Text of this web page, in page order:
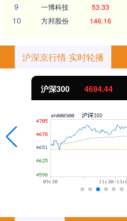
9 一博科技 53.33
10 方邦股份 146.16
沪深京行情 实时轮播
沪深300 4694.44